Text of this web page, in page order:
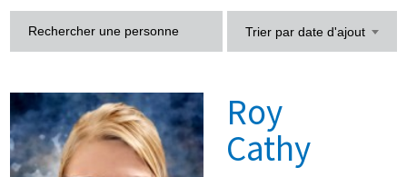
Trier par date d'ajout
Roy
Cathy